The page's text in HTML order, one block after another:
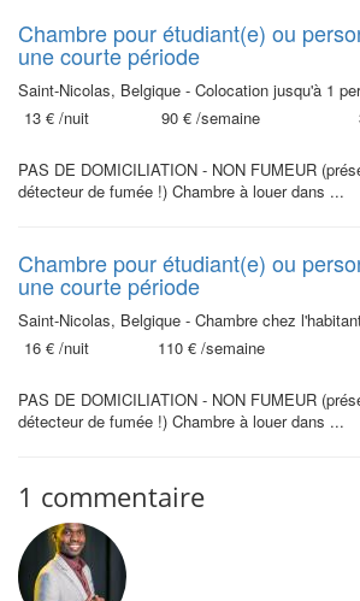
Chambre pour étudiant(e) ou
une courte période
Saint-Nicolas, Belgique - Colocation jusqu'à 1
13 € /nuit 90 € /semaine
PAS DE DOMICILIATION - NON FUMEUR
détecteur de fumée !) Chambre à louer dans ...
Chambre pour étudiant(e) ou
une courte période
Saint-Nicolas, Belgique - Chambre chez
16 € /nuit 110 € /semaine
PAS DE DOMICILIATION - NON FUMEUR
détecteur de fumée !) Chambre à louer dans ...
1 commentaire